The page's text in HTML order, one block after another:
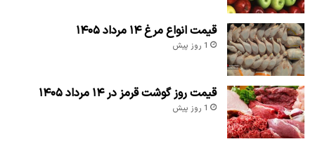
قیمت انواع مرغ ۱۴ مرداد ۱۴۰۵
1 روز پیش
قیمت روز گوشت قرمز در ۱۴ مرداد ۱۴۰۵
1 روز پیش